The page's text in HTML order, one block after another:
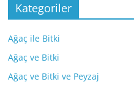
Kategoriler
Ağaç ile Bitki
Ağaç ve Bitki
Ağaç ve Bitki ve Peyzaj